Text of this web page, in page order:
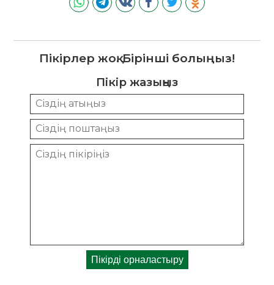
Пікірлер жоқ. Бірінші болыңыз!
Пікір жазыңыз